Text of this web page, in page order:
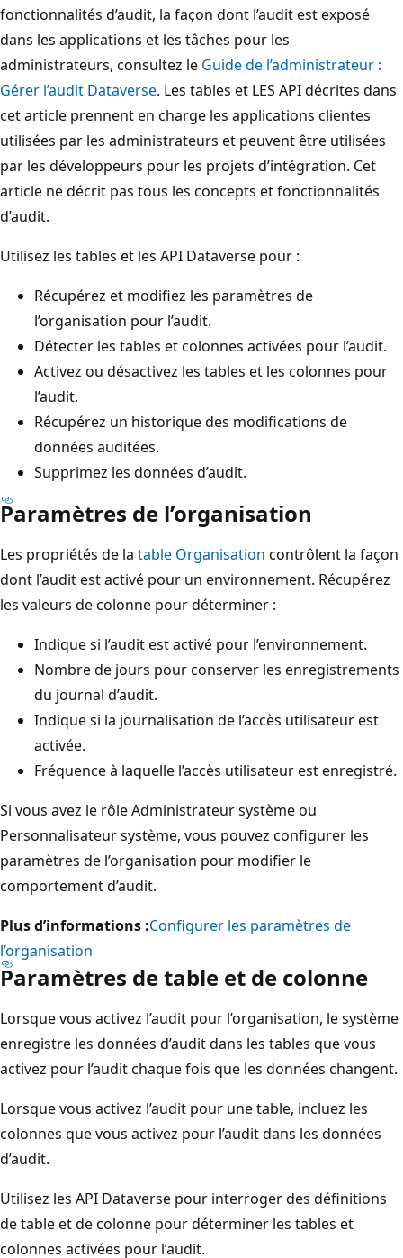
fonctionnalités d’audit, la façon dont l’audit est exposé
dans les applications et les tâches pour les
administrateurs, consultez le Guide de l’administrateur :
Gérer l’audit Dataverse. Les tables et LES API décrites dans
cet article prennent en charge les applications clientes
utilisées par les administrateurs et peuvent être utilisées
par les développeurs pour les projets d’intégration. Cet
article ne décrit pas tous les concepts et fonctionnalités
d’audit.
Utilisez les tables et les API Dataverse pour :
Récupérez et modifiez les paramètres de
l’organisation pour l’audit.
Détecter les tables et colonnes activées pour l’audit.
Activez ou désactivez les tables et les colonnes pour
l’audit.
Récupérez un historique des modifications de
données auditées.
Supprimez les données d’audit.
Paramètres de l’organisation
Les propriétés de la table Organisation contrôlent la façon
dont l’audit est activé pour un environnement. Récupérez
les valeurs de colonne pour déterminer :
Indique si l’audit est activé pour l’environnement.
Nombre de jours pour conserver les enregistrements
du journal d’audit.
Indique si la journalisation de l’accès utilisateur est
activée.
Fréquence à laquelle l’accès utilisateur est enregistré.
Si vous avez le rôle Administrateur système ou
Personnalisateur système, vous pouvez configurer les
paramètres de l’organisation pour modifier le
comportement d’audit.
Plus d’informations :Configurer les paramètres de
l’organisation
Paramètres de table et de colonne
Lorsque vous activez l’audit pour l’organisation, le système
enregistre les données d’audit dans les tables que vous
activez pour l’audit chaque fois que les données changent.
Lorsque vous activez l’audit pour une table, incluez les
colonnes que vous activez pour l’audit dans les données
d’audit.
Utilisez les API Dataverse pour interroger des définitions
de table et de colonne pour déterminer les tables et
colonnes activées pour l’audit.